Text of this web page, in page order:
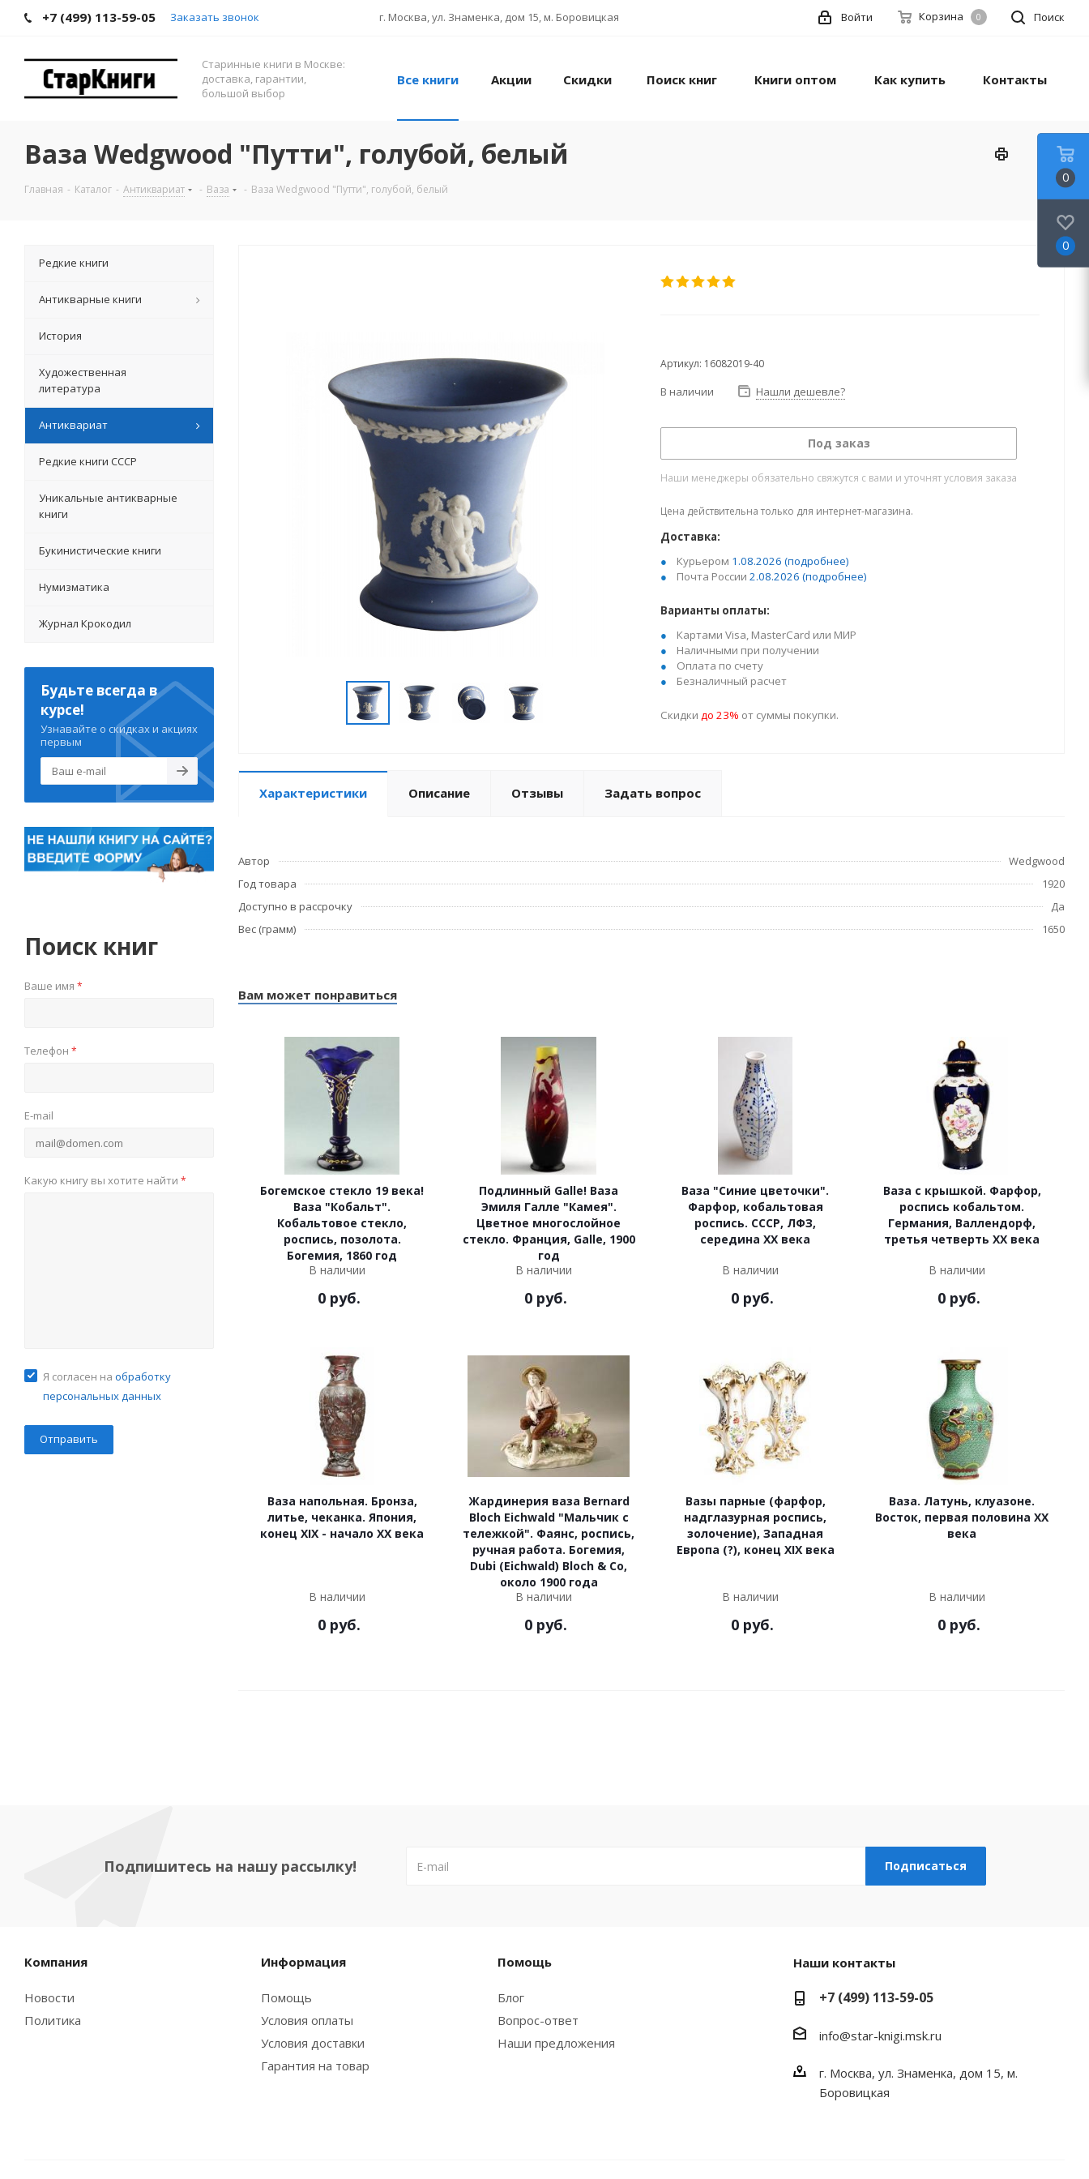
+7 (499) 113-59-05 Заказать звонок г. Москва, ул. Знаменка, дом 15, м. Боровицкая Поиск
Корзина 0
Войти
Старинные книги в Москве:
доставка, гарантии,
большой выбор
Все книги Акции Скидки Поиск книг Книги оптом Как купить Контакты
Ваза Wedgwood "Путти", голубой, белый
Главная - Каталог - Антиквариат - Ваза - Ваза Wedgwood "Путти", голубой, белый
Артикул: 16082019-40
В наличии Нашли дешевле?
Под заказ
Наши менеджеры обязательно свяжутся с вами и уточнят условия заказа
Цена действительна только для интернет-магазина.
Доставка:
Курьером 1.08.2026 (подробнее)
Почта России 2.08.2026 (подробнее)
Варианты оплаты:
Картами Visa, MasterCard или МИР
Наличными при получении
Оплата по счету
Безналичный расчет
Скидки до 23% от суммы покупки.
Характеристики Описание Отзывы Задать вопрос
Автор
Wedgwood
Год товара
1920
Доступно в рассрочку
Да
Вес (грамм)
1650
Вам может понравиться
Богемское стекло 19 века!
Ваза "Кобальт".
Кобальтовое стекло,
роспись, позолота.
Богемия, 1860 год
В наличии
0 руб.
Подлинный Galle! Ваза
Эмиля Галле "Камея".
Цветное многослойное
стекло. Франция, Galle, 1900
год
В наличии
0 руб.
Ваза "Синие цветочки".
Фарфор, кобальтовая
роспись. СССР, ЛФЗ,
середина XX века
В наличии
0 руб.
Ваза с крышкой. Фарфор,
роспись кобальтом.
Германия, Валлендорф,
третья четверть ХХ века
В наличии
0 руб.
Ваза напольная. Бронза,
литье, чеканка. Япония,
конец XIX - начало ХХ века
В наличии
0 руб.
Жардинерия ваза Bernard
Bloch Eichwald "Мальчик с
тележкой". Фаянс, роспись,
ручная работа. Богемия,
Dubi (Eichwald) Bloch & Co,
около 1900 года
В наличии
0 руб.
Вазы парные (фарфор,
надглазурная роспись,
золочение), Западная
Европа (?), конец XIX века
В наличии
0 руб.
Ваза. Латунь, клуазоне.
Восток, первая половина ХХ
века
В наличии
0 руб.
Редкие книги
Антикварные книги
История
Художественная
литература
Антиквариат
Редкие книги СССР
Уникальные антикварные
книги
Букинистические книги
Нумизматика
Журнал Крокодил
Будьте всегда в
курсе!
Узнавайте о скидках и акциях
первым
Поиск книг
Ваше имя *
Телефон *
E-mail
Какую книгу вы хотите найти *
Я согласен на обработку
персональных данных
Подпишитесь на нашу рассылку!
Компания
Новости
Политика
Информация
Помощь
Условия оплаты
Условия доставки
Гарантия на товар
Помощь
Блог
Вопрос-ответ
Наши предложения
Наши контакты
+7 (499) 113-59-05
info@star-knigi.msk.ru
г. Москва, ул. Знаменка, дом 15, м.
Боровицкая
0
0